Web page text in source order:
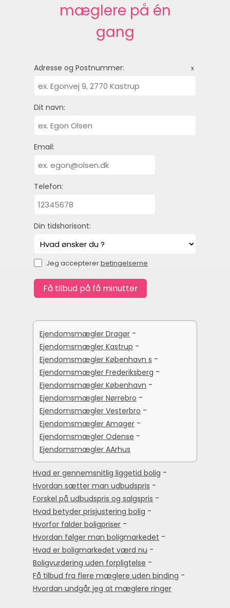
mæglere på én
gang
Adresse og Postnummer: x
Dit navn:
Email:
Telefon:
Din tidshorisont:
Jeg acceptererbetingelserne
Ejendomsmægler Dragør -
Ejendomsmægler Kastrup -
Ejendomsmægler København s -
Ejendomsmægler Frederiksberg -
Ejendomsmægler København -
Ejendomsmægler Nørrebro -
Ejendomsmægler Vesterbro -
Ejendomsmægler Amager -
Ejendomsmægler Odense -
Ejendomsmægler AArhus
Hvad er gennemsnitlig liggetid bolig -
Hvordan sætter man udbudspris -
Forskel på udbudspris og salgspris -
Hvad betyder prisjustering bolig -
Hvorfor falder boligpriser -
Hvordan følger man boligmarkedet -
Hvad er boligmarkedet værd nu -
Boligvurdering uden forpligtelse -
Få tilbud fra flere mæglere uden binding -
Hvordan undgår jeg at mæglere ringer